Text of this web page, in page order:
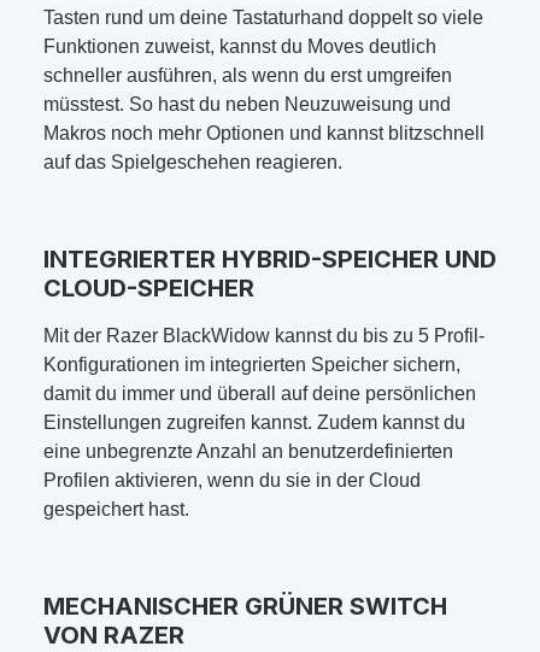
Tasten rund um deine Tastaturhand doppelt so viele
Funktionen zuweist, kannst du Moves deutlich
schneller ausführen, als wenn du erst umgreifen
müsstest. So hast du neben Neuzuweisung und
Makros noch mehr Optionen und kannst blitzschnell
auf das Spielgeschehen reagieren.
INTEGRIERTER HYBRID-SPEICHER UND
CLOUD-SPEICHER
Mit der Razer BlackWidow kannst du bis zu 5 Profil-
Konfigurationen im integrierten Speicher sichern,
damit du immer und überall auf deine persönlichen
Einstellungen zugreifen kannst. Zudem kannst du
eine unbegrenzte Anzahl an benutzerdefinierten
Profilen aktivieren, wenn du sie in der Cloud
gespeichert hast.
MECHANISCHER GRÜNER SWITCH
VON RAZER